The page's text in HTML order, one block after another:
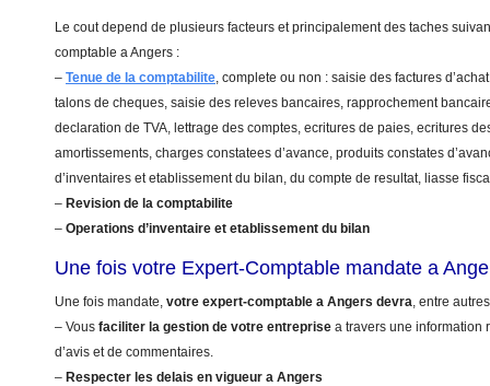
Le cout depend de plusieurs facteurs et principalement des taches
comptable a Angers :
– Tenue de la comptabilite, complete ou non : saisie des factures
talons de cheques, saisie des releves bancaires, rapprochement
declaration de TVA, lettrage des comptes, ecritures de paies, ecritures
amortissements, charges constatees d’avance, produits constates
d’inventaires et etablissement du bilan, du compte de resultat, liasse
– Revision de la comptabilite
– Operations d’inventaire et etablissement du bilan
Une fois votre Expert-Comptable mandate a
Une fois mandate, votre expert-comptable a Angers devra, entre
– Vous faciliter la gestion de votre entreprise a travers une information
d’avis et de commentaires.
– Respecter les delais en vigueur a Angers